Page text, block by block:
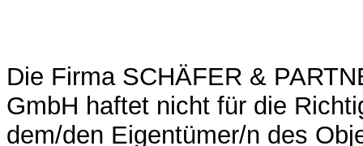
Die Firma SCHÄFER &
GmbH haftet nicht für die
dem/den Eigentümer/n des